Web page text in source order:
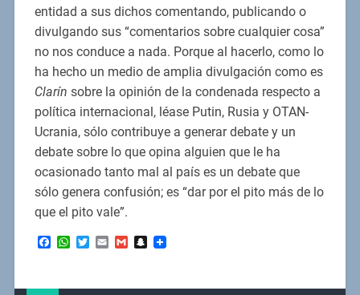
entidad a sus dichos comentando, publicando o
divulgando sus “comentarios sobre cualquier cosa”
no nos conduce a nada. Porque al hacerlo, como lo
ha hecho un medio de amplia divulgación como es
Clarín sobre la opinión de la condenada respecto a
política internacional, léase Putin, Rusia y OTAN-
Ucrania, sólo contribuye a generar debate y un
debate sobre lo que opina alguien que le ha
ocasionado tanto mal al país es un debate que
sólo genera confusión; es “dar por el pito más de lo
que el pito vale”.
Facebook
WhatsApp
TwitterEmailGmailSnapchat